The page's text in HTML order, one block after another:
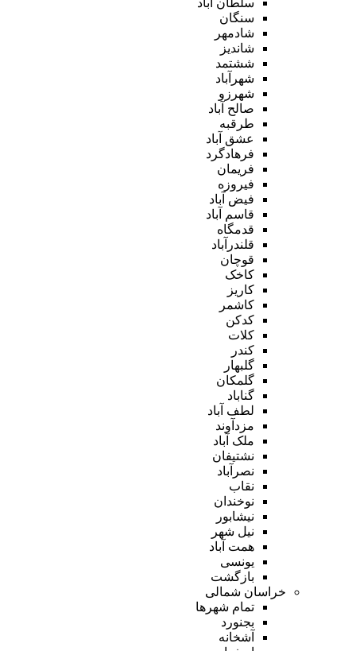
سنگان
شادمهر
شاندیز
ششتمد
شهرآباد
شهرزو
صالح آباد
طرقبه
عشق آباد
فرهادگرد
فریمان
فیروزه
فیض آباد
قاسم آباد
قدمگاه
قلندرآباد
قوچان
کاخک
کاریز
کاشمر
کدکن
کلات
کندر
گلبهار
گلمکان
گناباد
لطف آباد
مزدآوند
ملک آباد
نشتیفان
نصرآباد
نقاب
نوخندان
نیشابور
نیل شهر
همت آباد
یونسی
بازگشت
خراسان شمالی
تمام شهر‌ها
بجنورد
آشخانه